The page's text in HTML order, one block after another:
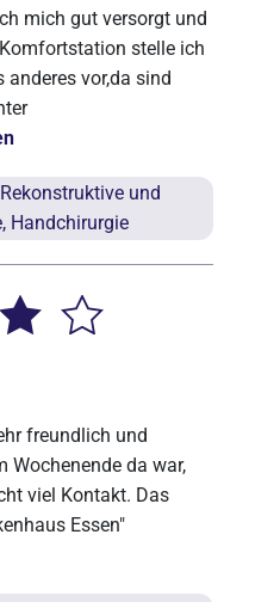
mich gut versorgt und
stelle ich
vor,da sind
und
Handchirurgie
freundlich und
Wochenende da war,
viel Kontakt. Das
Essen"